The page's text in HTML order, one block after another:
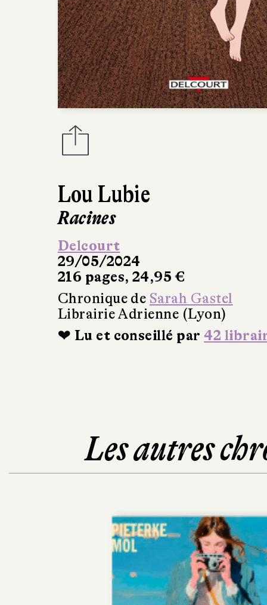
Lou Lubie
Racines
Delcourt
29/05/2024
216 pages, 24,95 €
Chronique de Sarah Gastel
Librairie Adrienne (Lyon)
❤ Lu et conseillé par 42
Les autres